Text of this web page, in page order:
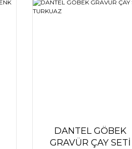
DANTEL GÖBEK
GRAVÜR ÇAY SETİ